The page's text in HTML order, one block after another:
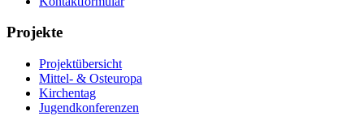
Projekte
Projektübersicht
Mittel- & Osteuropa
Kirchentag
Jugendkonferenzen